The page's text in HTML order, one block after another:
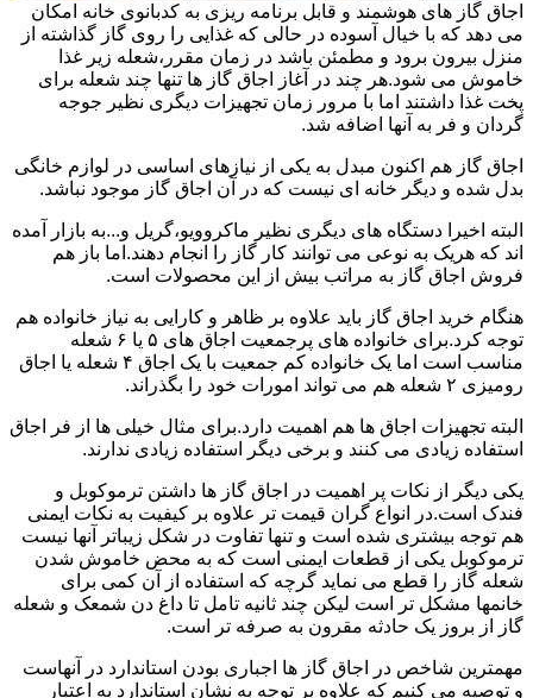
اجاق گاز های هوشمند و قابل برنامه ریزی به کدبانوی خانه امکان
می دهد که با خیال آسوده در حالی که غذایی را روی گاز گذاشته از
منزل بیرون برود و مطمئن باشد در زمان مقرر،شعله زیر غذا
خاموش می شود.هر چند در آغاز اجاق گاز ها تنها چند شعله برای
پخت غذا داشتند اما با مرور زمان تجهیزات دیگری نظیر جوجه
گردان و فر به آنها اضافه شد.
اجاق گاز هم اکنون مبدل به یکی از نیازهای اساسی در لوازم خانگی
بدل شده و دیگر خانه ای نیست که در آن اجاق گاز موجود نباشد.
البته اخیرا دستگاه های دیگری نظیر ماکروویو،گریل و...به بازار آمده
اند که هریک به نوعی می توانند کار گاز را انجام دهند.اما باز هم
فروش اجاق گاز به مراتب بیش از این محصولات است.
هنگام خرید اجاق گاز باید علاوه بر ظاهر و کارایی به نیاز خانواده هم
توجه کرد.برای خانواده های پرجمعیت اجاق های ۵ یا ۶ شعله
مناسب است اما یک خانواده کم جمعیت با یک اجاق ۴ شعله یا اجاق
رومیزی ۲ شعله هم می تواند امورات خود را بگذراند.
البته تجهیزات اجاق ها هم اهمیت دارد.برای مثال خیلی ها از فر اجاق
استفاده زیادی می کنند و برخی دیگر استفاده زیادی ندارند.
یکی دیگر از نکات پر اهمیت در اجاق گاز ها داشتن ترموکوبل و
فندک است.در انواع گران قیمت تر علاوه بر کیفیت به نکات ایمنی
هم توجه بیشتری شده است و تنها تفاوت در شکل زیباتر آنها نیست
ترموکوبل یکی از قطعات ایمنی است که به محض خاموش شدن
شعله گاز را قطع می نماید گرچه که استفاده از آن کمی برای
خانمها مشکل تر است لیکن چند ثانیه تامل تا داغ دن شمعک و شعله
گاز از بروز یک حادثه مقرون به صرفه تر است.
مهمترین شاخص در اجاق گاز ها اجباری بودن استاندارد در آنهاست
و توصیه می کنیم که علاوه بر توجه به نشان استاندارد به اعتبار